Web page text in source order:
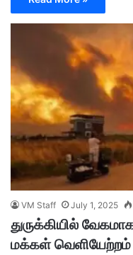
VM Staff July 1, 2025
துருக்கியில்
மக்கள் வெளியேற்றம்